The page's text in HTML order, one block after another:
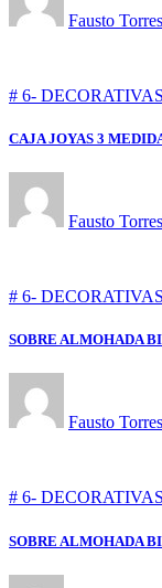
Fausto Torres
# 6-
CAJA JOYAS 3
Fausto Torres
# 6-
SOBRE ALMOHADA
Fausto Torres
# 6-
SOBRE ALMOHADA